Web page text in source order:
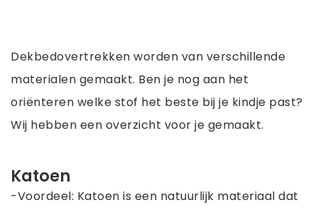
Dekbedovertrekken worden van verschillende
materialen gemaakt. Ben je nog aan het
oriënteren welke stof het beste bij je kindje past?
Wij hebben een overzicht voor je gemaakt.
Katoen
-Voordeel: Katoen is een natuurlijk materiaal dat